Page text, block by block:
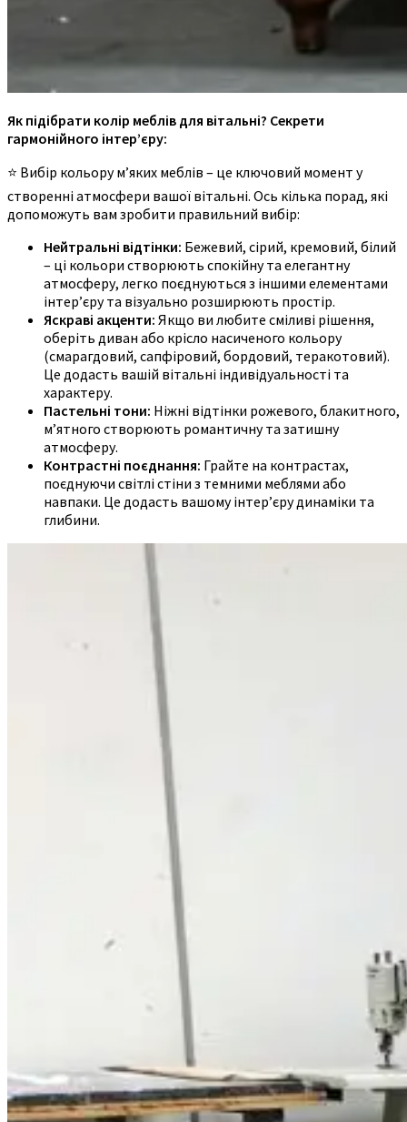
Як підібрати колір меблів для вітальні? Секрети
гармонійного інтер’єру:
⭐ Вибір кольору м’яких меблів – це ключовий момент у
створенні атмосфери вашої вітальні. Ось кілька порад, які
допоможуть вам зробити правильний вибір:
Нейтральні відтінки: Бежевий, сірий, кремовий, білий
– ці кольори створюють спокійну та елегантну
атмосферу, легко поєднуються з іншими елементами
інтер’єру та візуально розширюють простір.
Яскраві акценти: Якщо ви любите сміливі рішення,
оберіть диван або крісло насиченого кольору
(смарагдовий, сапфіровий, бордовий, теракотовий).
Це додасть вашій вітальні індивідуальності та
характеру.
Пастельні тони: Ніжні відтінки рожевого, блакитного,
м’ятного створюють романтичну та затишну
атмосферу.
Контрастні поєднання: Грайте на контрастах,
поєднуючи світлі стіни з темними меблями або
навпаки. Це додасть вашому інтер’єру динаміки та
глибини.